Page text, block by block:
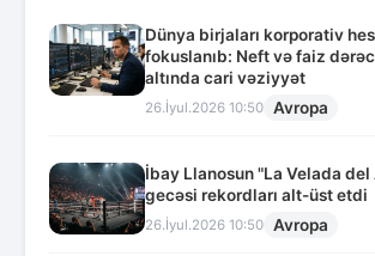
Dünya birjaları korporativ
fokuslanıb: Neft və faiz
altında cari vəziyyət
26.İyul.2026 10:50 Avropa
İbay Llanosun "La Velada
gecəsi rekordları alt-üst etdi
26.İyul.2026 10:50 Avropa